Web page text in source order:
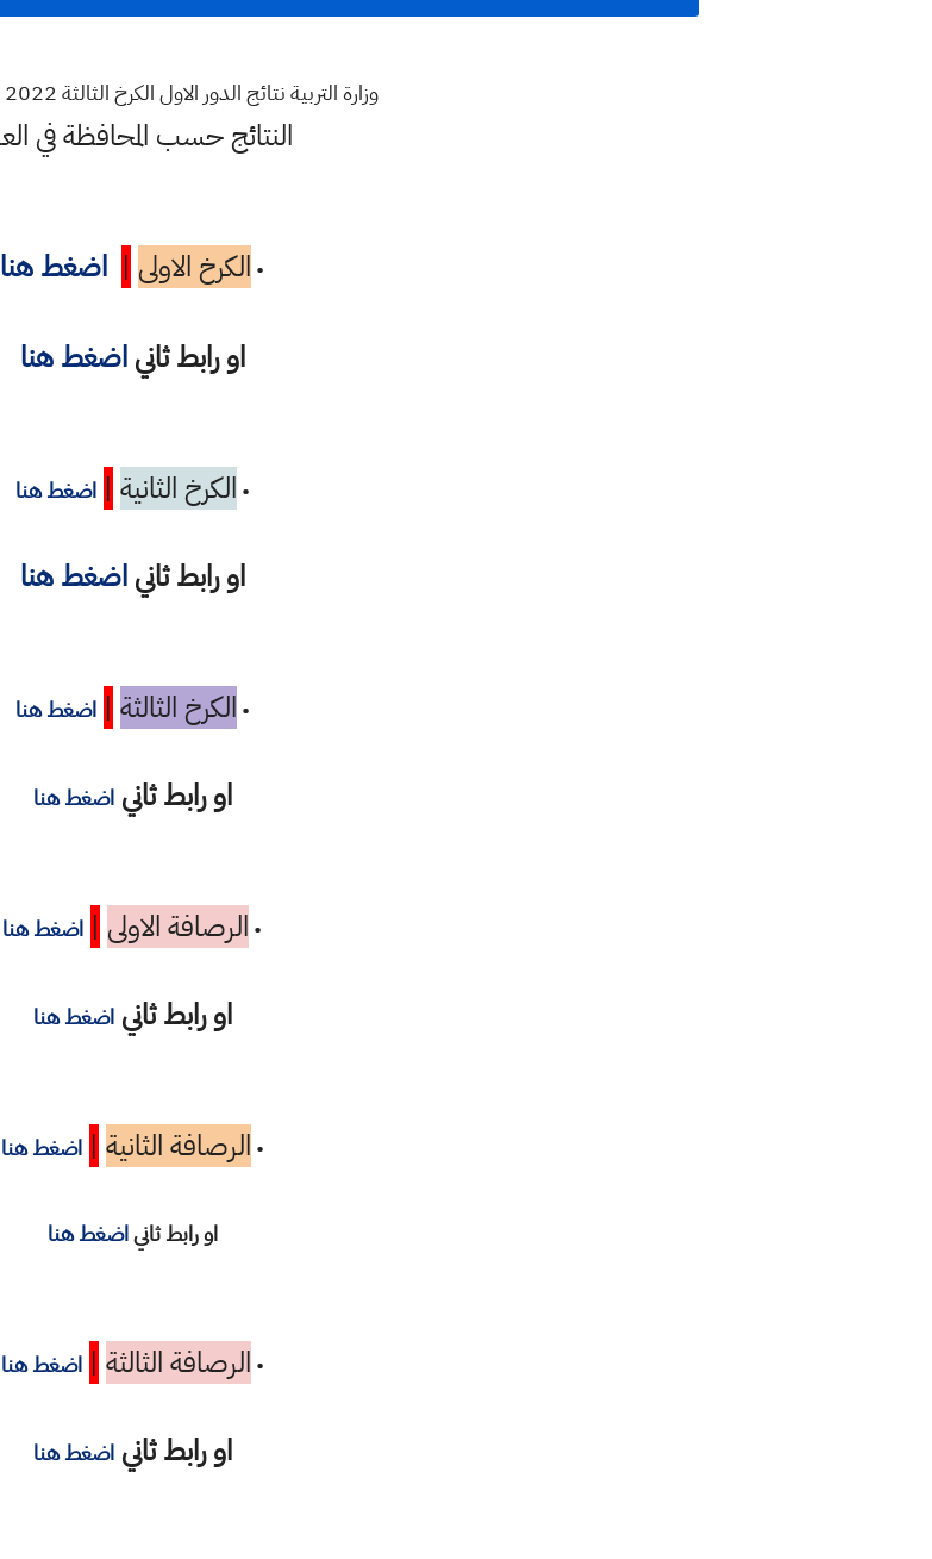
وزارة التربية نتائج الدور الاول الكرخ الثالثة 2022 الثالث متوسط
النتائج حسب المحافظة في
• الكرخ الاولى | اضغط هنا
او رابط ثانياضغط هنا
• الكرخ الثانية | اضغط هنا
او رابط ثاني اضغط هنا
• الكرخ الثالثة | اضغط هنا
او رابط ثاني اضغط هنا
• الرصافة الاولى | اضغط هنا
او رابط ثاني اضغط هنا
• الرصافة الثانية | اضغط هنا
او رابط ثانياضغط هنا
• الرصافة الثالثة | اضغط هنا
او رابط ثاني اضغط هنا